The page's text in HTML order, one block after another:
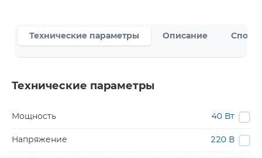
Технические параметры Описание
Технические параметры
Мощность 40 Вт
Напряжение 220 В